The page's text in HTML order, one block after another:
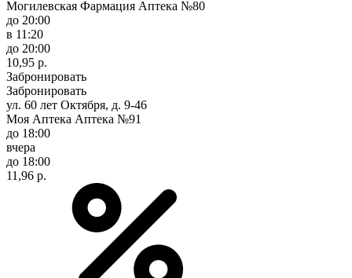
Могилевская Фармация Аптека №80
до 20:00
в 11:20
до 20:00
10,95 р.
Забронировать
Забронировать
ул. 60 лет Октября, д. 9-46
Моя Аптека Аптека №91
до 18:00
вчера
до 18:00
11,96 р.